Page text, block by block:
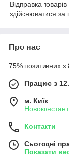
Відправка
здійснюватися
Про нас
75% позитивних з 8
Працює з
м. Київ
Контакти
Сьогодні
Показати